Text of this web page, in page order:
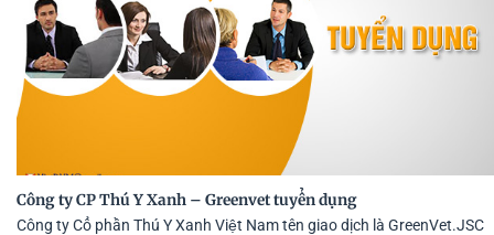
Công ty CP Thú Y Xanh – Greenvet tuyển dụng
Công ty Cổ phần Thú Y Xanh Việt Nam tên giao dịch là GreenVet.JSC